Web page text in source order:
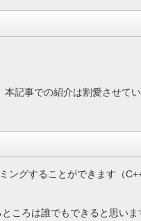
記事での紹介は割愛させて
ングすることができます（
ころは誰でもできると思い